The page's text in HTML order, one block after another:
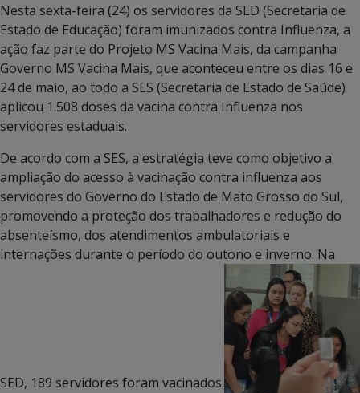
Nesta sexta-feira (24) os servidores da SED (Secretaria de
Estado de Educação) foram imunizados contra Influenza, a
ação faz parte do Projeto MS Vacina Mais, da campanha
Governo MS Vacina Mais, que aconteceu entre os dias 16 e
24 de maio, ao todo a SES (Secretaria de Estado de Saúde)
aplicou 1.508 doses da vacina contra Influenza nos
servidores estaduais.
De acordo com a SES, a estratégia teve como objetivo a
ampliação do acesso à vacinação contra influenza aos
servidores do Governo do Estado de Mato Grosso do Sul,
promovendo a proteção dos trabalhadores e redução do
absenteísmo, dos atendimentos ambulatoriais e
internações durante o período do outono e inverno. Na
SED, 189 servidores foram vacinados.